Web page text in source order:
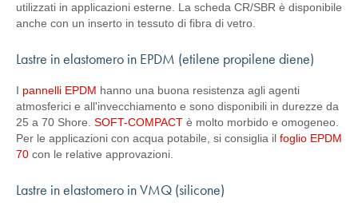
utilizzati in applicazioni esterne. La scheda CR/SBR è disponibile
anche con un inserto in tessuto di fibra di vetro.
Lastre in elastomero in EPDM (etilene propilene diene)
I pannelli EPDM hanno una buona resistenza agli agenti
atmosferici e all'invecchiamento e sono disponibili in durezze da
25 a 70 Shore. SOFT-COMPACT è molto morbido e omogeneo.
Per le applicazioni con acqua potabile, si consiglia il foglio EPDM
70 con le relative approvazioni.
Lastre in elastomero in VMQ (silicone)